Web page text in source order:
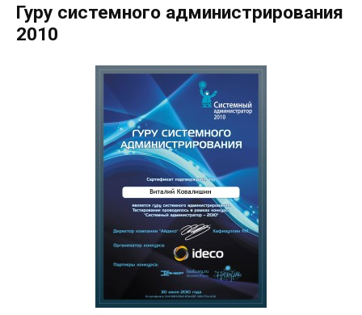
системного
Гуру системного администрирования
2010